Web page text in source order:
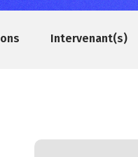
Intervenant(s)